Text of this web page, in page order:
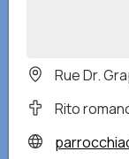
Rue Dr.
Rito